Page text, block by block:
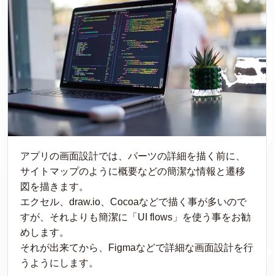
アプリの画面設計では、パーツの詳細を描く前に、
サイトマップのように概要などの簡潔な情報と遷移
図を描きます。
エクセル、draw.io、Cocoaなどで描く事が多いので
すが、それよりも簡潔に「UI flows」を使う事をお勧
めします。
それが出来てから、Figmaなどで詳細な画面設計を行
うようにします。